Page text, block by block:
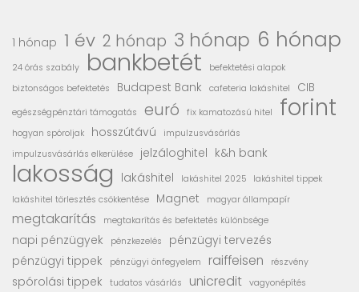
1 hónap 1 év 2 hónap 3 hónap 6 hónap
24 órás szabály bankbetét
befektetési alapok
biztonságos befektetés
Budapest Bank cafeteria lakáshitel CIB
egészségpénztári támogatás euró fix kamatozású hitel forint
hogyan spóroljak hosszútávú
impulzusvásárlás
impulzusvásárlás elkerülése
jelzáloghitel k&h bank
lakosság lakáshitel lakáshitel 2025
lakáshitel tippek
lakáshitel törlesztés csökkentése
Magnet magyar állampapír
megtakarítás megtakarítás és befektetés különbsége
napi pénzügyek pénzkezelés
pénzügyi tervezés
pénzügyi tippek
pénzügyi önfegyelem raiffeisen részvény
spórolási tippek tudatos vásárlás unicredit vagyonépítés